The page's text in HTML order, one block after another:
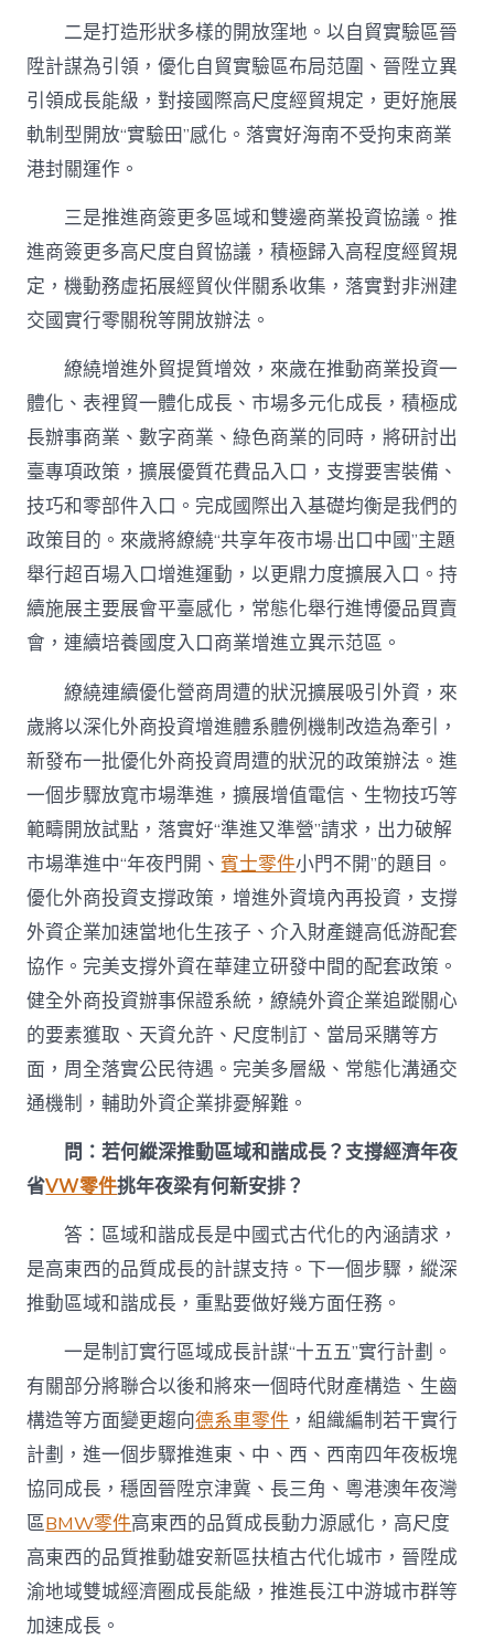
二是打造形狀多樣的開放窪地。以自貿實驗區晉
陞計謀為引領，優化自貿實驗區布局范圍、晉陞立異
引領成長能級，對接國際高尺度經貿規定，更好施展
軌制型開放“實驗田”感化。落實好海南不受拘束商業
港封關運作。
三是推進商簽更多區域和雙邊商業投資協議。推
進商簽更多高尺度自貿協議，積極歸入高程度經貿規
定，機動務虛拓展經貿伙伴關系收集，落實對非洲建
交國實行零關稅等開放辦法。
繚繞增進外貿提質增效，來歲在推動商業投資一
體化、表裡貿一體化成長、市場多元化成長，積極成
長辦事商業、數字商業、綠色商業的同時，將研討出
臺專項政策，擴展優質花費品入口，支撐要害裝備、
技巧和零部件入口。完成國際出入基礎均衡是我們的
政策目的。來歲將繚繞“共享年夜市場·出口中國”主題
舉行超百場入口增進運動，以更鼎力度擴展入口。持
續施展主要展會平臺感化，常態化舉行進博優品買賣
會，連續培養國度入口商業增進立異示范區。
繚繞連續優化營商周遭的狀況擴展吸引外資，來
歲將以深化外商投資增進體系體例機制改造為牽引，
新發布一批優化外商投資周遭的狀況的政策辦法。進
一個步驟放寬市場準進，擴展增值電信、生物技巧等
範疇開放試點，落實好“準進又準營”請求，出力破解
市場準進中“年夜門開、賓士零件小門不開”的題目。
優化外商投資支撐政策，增進外資境內再投資，支撐
外資企業加速當地化生孩子、介入財產鏈高低游配套
協作。完美支撐外資在華建立研發中間的配套政策。
健全外商投資辦事保證系統，繚繞外資企業追蹤關心
的要素獲取、天資允許、尺度制訂、當局采購等方
面，周全落實公民待遇。完美多層級、常態化溝通交
通機制，輔助外資企業排憂解難。
問：若何縱深推動區域和諧成長？支撐經濟年夜
省VW零件挑年夜梁有何新安排？
答：區域和諧成長是中國式古代化的內涵請求，
是高東西的品質成長的計謀支持。下一個步驟，縱深
推動區域和諧成長，重點要做好幾方面任務。
一是制訂實行區域成長計謀“十五五”實行計劃。
有關部分將聯合以後和將來一個時代財產構造、生齒
構造等方面變更趨向德系車零件 ，組織編制若干實行
計劃，進一個步驟推進東、中、西、西南四年夜板塊
協同成長，穩固晉陞京津冀、長三角、粵港澳年夜灣
區BMW零件高東西的品質成長動力源感化，高尺度
高東西的品質推動雄安新區扶植古代化城市，晉陞成
渝地域雙城經濟圈成長能級，推進長江中游城市群等
加速成長。